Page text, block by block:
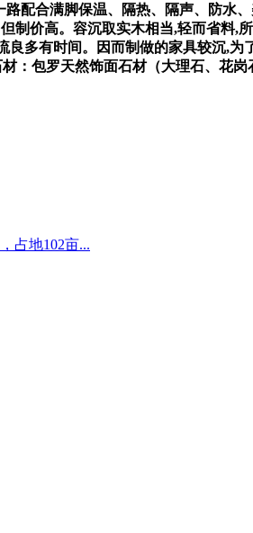
配合满脚保温、隔热、隔声、防水
价高。容沉取实木相当,轻而省料,
多有时间。因而制做的家具较沉,为
包罗天然饰面石材（大理石、花
占地102亩...